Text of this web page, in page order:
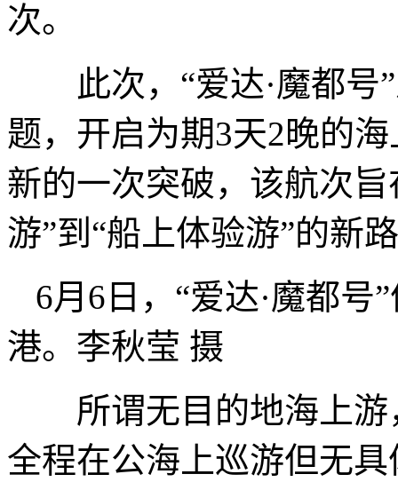
次。
此次，“爱达·魔都号”
题，开启为期3天2晚的
新的一次突破，该航次
游”到“船上体验游”的新
6月6日，“爱达·魔都号
港。李秋莹 摄
所谓无目的地海上游
全程在公海上巡游但无